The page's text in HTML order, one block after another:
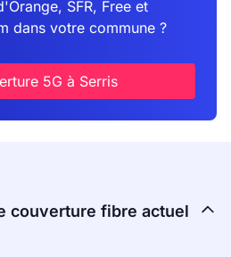
SFR, Free et
dans votre commune ?
5G à Serris
couverture fibre actuel